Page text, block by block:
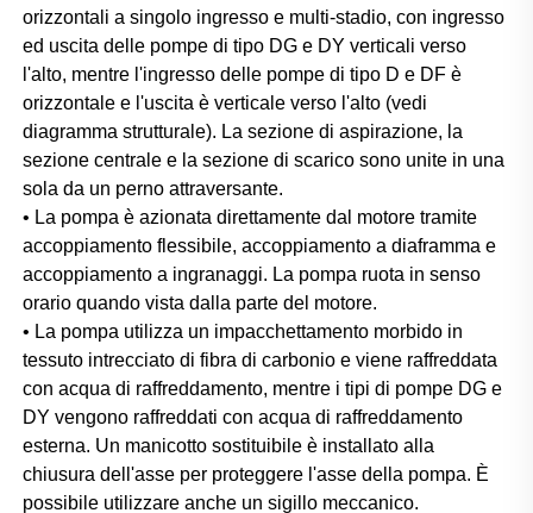
orizzontali a singolo ingresso e multi-stadio, con ingresso
ed uscita delle pompe di tipo DG e DY verticali verso
l'alto, mentre l'ingresso delle pompe di tipo D e DF è
orizzontale e l'uscita è verticale verso l'alto (vedi
diagramma strutturale). La sezione di aspirazione, la
sezione centrale e la sezione di scarico sono unite in una
sola da un perno attraversante.
• La pompa è azionata direttamente dal motore tramite
accoppiamento flessibile, accoppiamento a diaframma e
accoppiamento a ingranaggi. La pompa ruota in senso
orario quando vista dalla parte del motore.
• La pompa utilizza un impacchettamento morbido in
tessuto intrecciato di fibra di carbonio e viene raffreddata
con acqua di raffreddamento, mentre i tipi di pompe DG e
DY vengono raffreddati con acqua di raffreddamento
esterna. Un manicotto sostituibile è installato alla
chiusura dell'asse per proteggere l'asse della pompa. È
possibile utilizzare anche un sigillo meccanico.